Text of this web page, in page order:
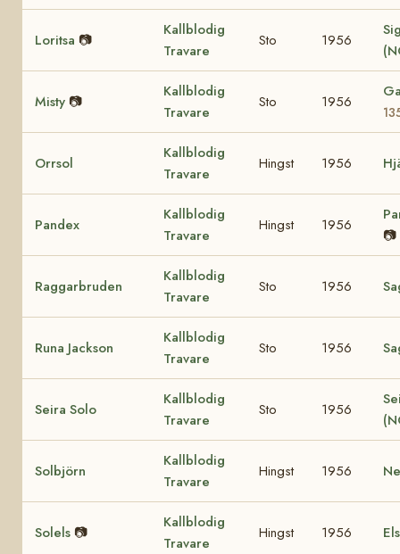
Loritsa 📷
Kallblodig
Travare
Sto 1956
Misty 📷
Kallblodig
Travare
Sto 1956
Orrsol
Kallblodig
Travare
Hingst 1956
Pandex
Kallblodig
Travare
Hingst 1956
📷
Raggarbruden
Kallblodig
Travare
Sto 1956
Runa Jackson
Kallblodig
Travare
Sto 1956
Seira Solo
Kallblodig
Travare
Sto 1956
Solbjörn
Kallblodig
Travare
Hingst 1956
Solels 📷
Kallblodig
Travare
Hingst 1956